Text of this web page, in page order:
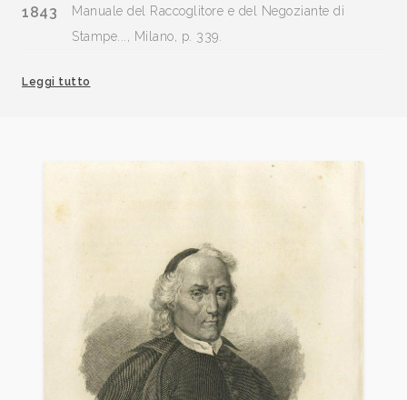
1843
Manuale del Raccoglitore e del Negoziante di
Stampe..., Milano, p. 339.
Italianiii (dalle origini al XIX secolo), Carpi (MO),
italiani moderni e contemporanei, Milano, Gorlich, p.
Zeno Davoli, La Raccolta di Stampe “Angelo Davoli”,
volume I, A-Bio, Reggio Emilia, Edizioni Diabasis, p.
Leggi tutto